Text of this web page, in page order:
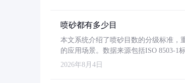
喷砂都有多少目
本文系统介绍了喷砂目数的分级标准，
的应用场景。数据来源包括ISO 8503-1
2026年8月4日